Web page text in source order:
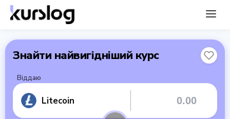
Знайти найвигідніший курс
Віддаю
Litecoin